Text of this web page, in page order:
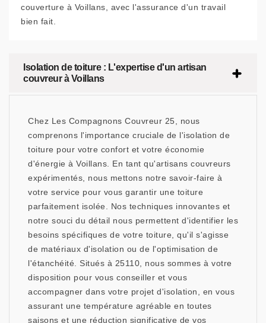
couverture à Voillans, avec l'assurance d'un travail
bien fait.
Isolation de toiture : L'expertise d'un artisan
couvreur à Voillans
Chez Les Compagnons Couvreur 25, nous
comprenons l'importance cruciale de l'isolation de
toiture pour votre confort et votre économie
d'énergie à Voillans. En tant qu'artisans couvreurs
expérimentés, nous mettons notre savoir-faire à
votre service pour vous garantir une toiture
parfaitement isolée. Nos techniques innovantes et
notre souci du détail nous permettent d'identifier les
besoins spécifiques de votre toiture, qu'il s'agisse
de matériaux d'isolation ou de l'optimisation de
l'étanchéité. Situés à 25110, nous sommes à votre
disposition pour vous conseiller et vous
accompagner dans votre projet d'isolation, en vous
assurant une température agréable en toutes
saisons et une réduction significative de vos